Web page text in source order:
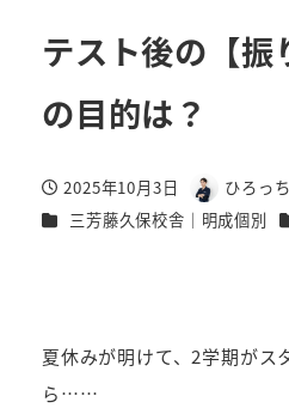
テスト後の【振
の目的は？
投稿日
2025年10月3日
著
者
ひろっち
カテゴリー
三芳藤久保校舎｜明成個別
夏休みが明けて、2学期がス
ら……